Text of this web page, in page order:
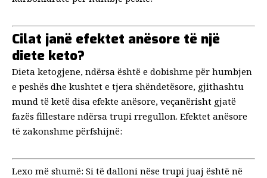
Cilat janë efektet anësore të një
diete keto?
Dieta ketogjene, ndërsa është e dobishme për humbjen
e peshës dhe kushtet e tjera shëndetësore, gjithashtu
mund të ketë disa efekte anësore, veçanërisht gjatë
fazës fillestare ndërsa trupi rregullon. Efektet anësore
të zakonshme përfshijnë:
Lexo më shumë: Si të dalloni nëse trupi juaj është në